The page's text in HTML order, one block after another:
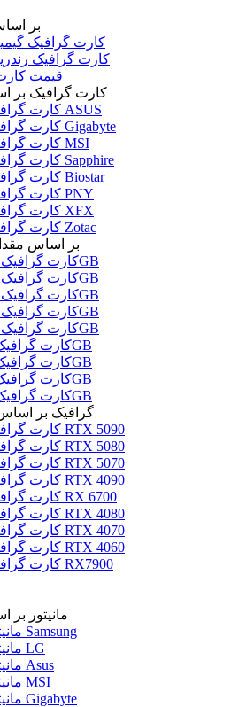
بر
کارت گرافیک
کارت گرافیک
قیمت
کارت گرافیک بر
کارت گرافیک ASUS
کارت گرافیک Gigabyte
کارت گرافیک MSI
کارت گرافیک Sapphire
کارت گرافیک Biostar
کارت گرافیک PNY
کارت گرافیک XFX
کارت گرافیک Zotac
بر اساس
کارت گرافیک 48GB
کارت گرافیک 32GB
کارت گرافیک 24GB
کارت گرافیک 16GB
کارت گرافیک 12GB
کارت گرافیک 8GB
کارت گرافیک 6GB
کارت گرافیک 4GB
کارت گرافیک 2GB
گرافیک بر
کارت گرافیک RTX 5090
کارت گرافیک RTX 5080
کارت گرافیک RTX 5070
کارت گرافیک RTX 4090
کارت گرافیک RX 6700
کارت گرافیک RTX 4080
کارت گرافیک RTX 4070
کارت گرافیک RTX 4060
کارت گرافیک RX7900
مانیتور بر
مانیتور Samsung
مانیتور LG
مانیتور Asus
مانیتور MSI
مانیتور Gigabyte